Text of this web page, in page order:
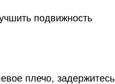
подвижность
плечо, задержитесь